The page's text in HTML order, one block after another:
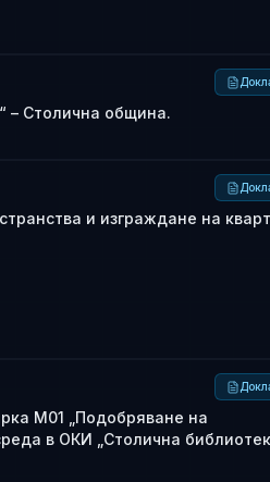
– Столична община.
и изграждане на
М01 „Подобряване на
в ОКИ „Столична